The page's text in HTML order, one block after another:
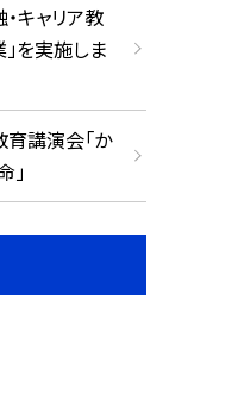
キャリア教
を実施しま
講演会「か
」